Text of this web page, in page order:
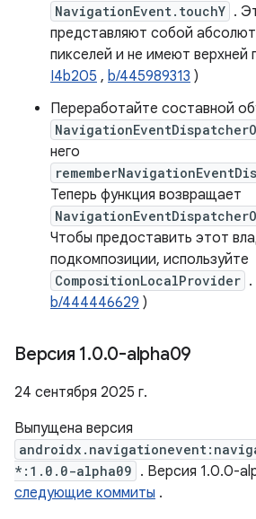
NavigationEvent.touchY .
представляют собой
пикселей и не имеют верхней
I4b205 , b/445989313 )
Переработайте составной
него
Теперь функция возвращает
Чтобы предоставить этот
подкомпозиции, используйте
CompositionLocalProvider .
b/444446629 )
Версия 1.0.0-alpha09
24 сентября 2025 г.
Выпущена версия
*:1.0.0-alpha09 . Версия 1.0.0-
следующие коммиты .